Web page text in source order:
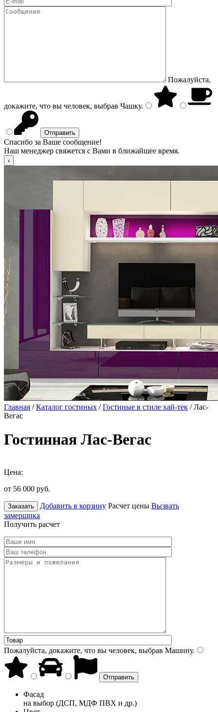
Пожалуйста,
докажите, что вы человек, выбрав Чашку.
Спасибо за Ваше сообщение!
Наш менеджер свяжется с Вами в ближайшее время.
Главная /Каталог гостиных /Гостиные в стиле хай-тек / Лас-
Вегас
Гостинная Лас-Вегас
Цена:
от 56 000 руб.
Заказать Добавить в корзину Расчет цены Вызвать
замерщика
Получить расчет
Пожалуйста, докажите, что вы человек, выбрав Машину.
Фасад
на выбор (ДСП, МДФ ПВХ и др.)